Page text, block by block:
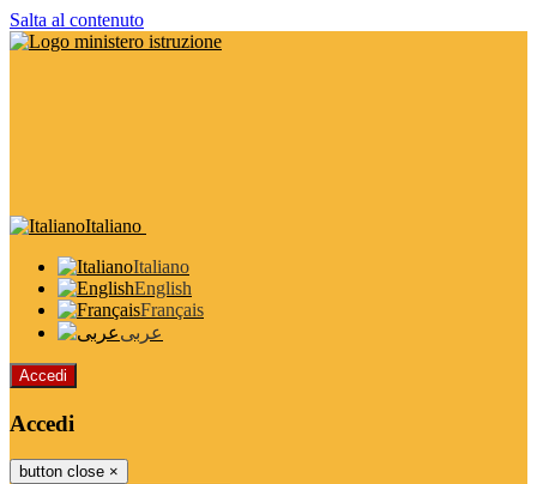
Salta al contenuto
Italiano
Italiano
English
Français
عربى
Accedi
Accedi
button close ×